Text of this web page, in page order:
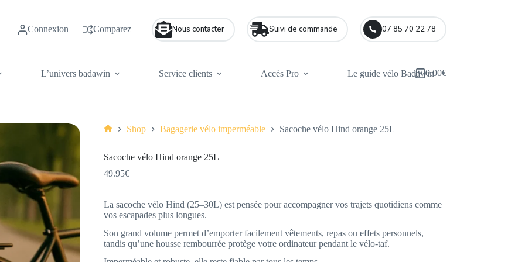
Connexion Comparez Nous contacter Suivi de commande 07 85 70 22 78
L’univers badawin Service clients Accès Pro Le guide vélo Badawin
Panier
d’achat
0.00€
Shop Bagagerie vélo imperméable Sacoche vélo Hind orange 25L
Sacoche vélo Hind orange 25L
49.95€
La sacoche vélo Hind (25–30L) est pensée pour accompagner vos trajets quotidiens comme
vos escapades plus longues.
Son grand volume permet d’emporter facilement vêtements, repas ou effets personnels,
tandis qu’une housse rembourrée protège votre ordinateur pendant le vélo-taf.